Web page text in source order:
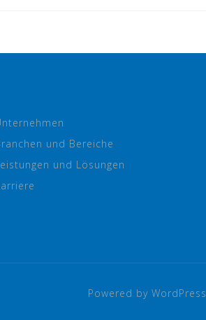
und Bereiche
und Lösungen
Powered by WordPress